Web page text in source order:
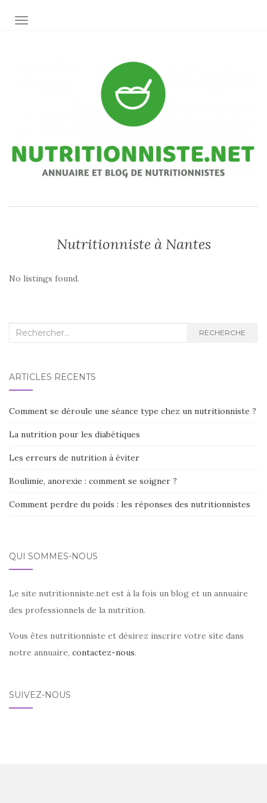
AFFICHER/MASQUER LA NAVIGATION
Nutritionniste à Nantes
No listings found.
Recherche : RECHERCHE
ARTICLES RÉCENTS
Comment se déroule une séance type chez un nutritionniste ?
La nutrition pour les diabétiques
Les erreurs de nutrition à éviter
Boulimie, anorexie : comment se soigner ?
Comment perdre du poids : les réponses des nutritionnistes
QUI SOMMES-NOUS
Le site nutritionniste.net est à la fois un blog et un annuaire
des professionnels de la nutrition.
Vous êtes nutritionniste et désirez inscrire votre site dans
notre annuaire, contactez-nous.
SUIVEZ-NOUS